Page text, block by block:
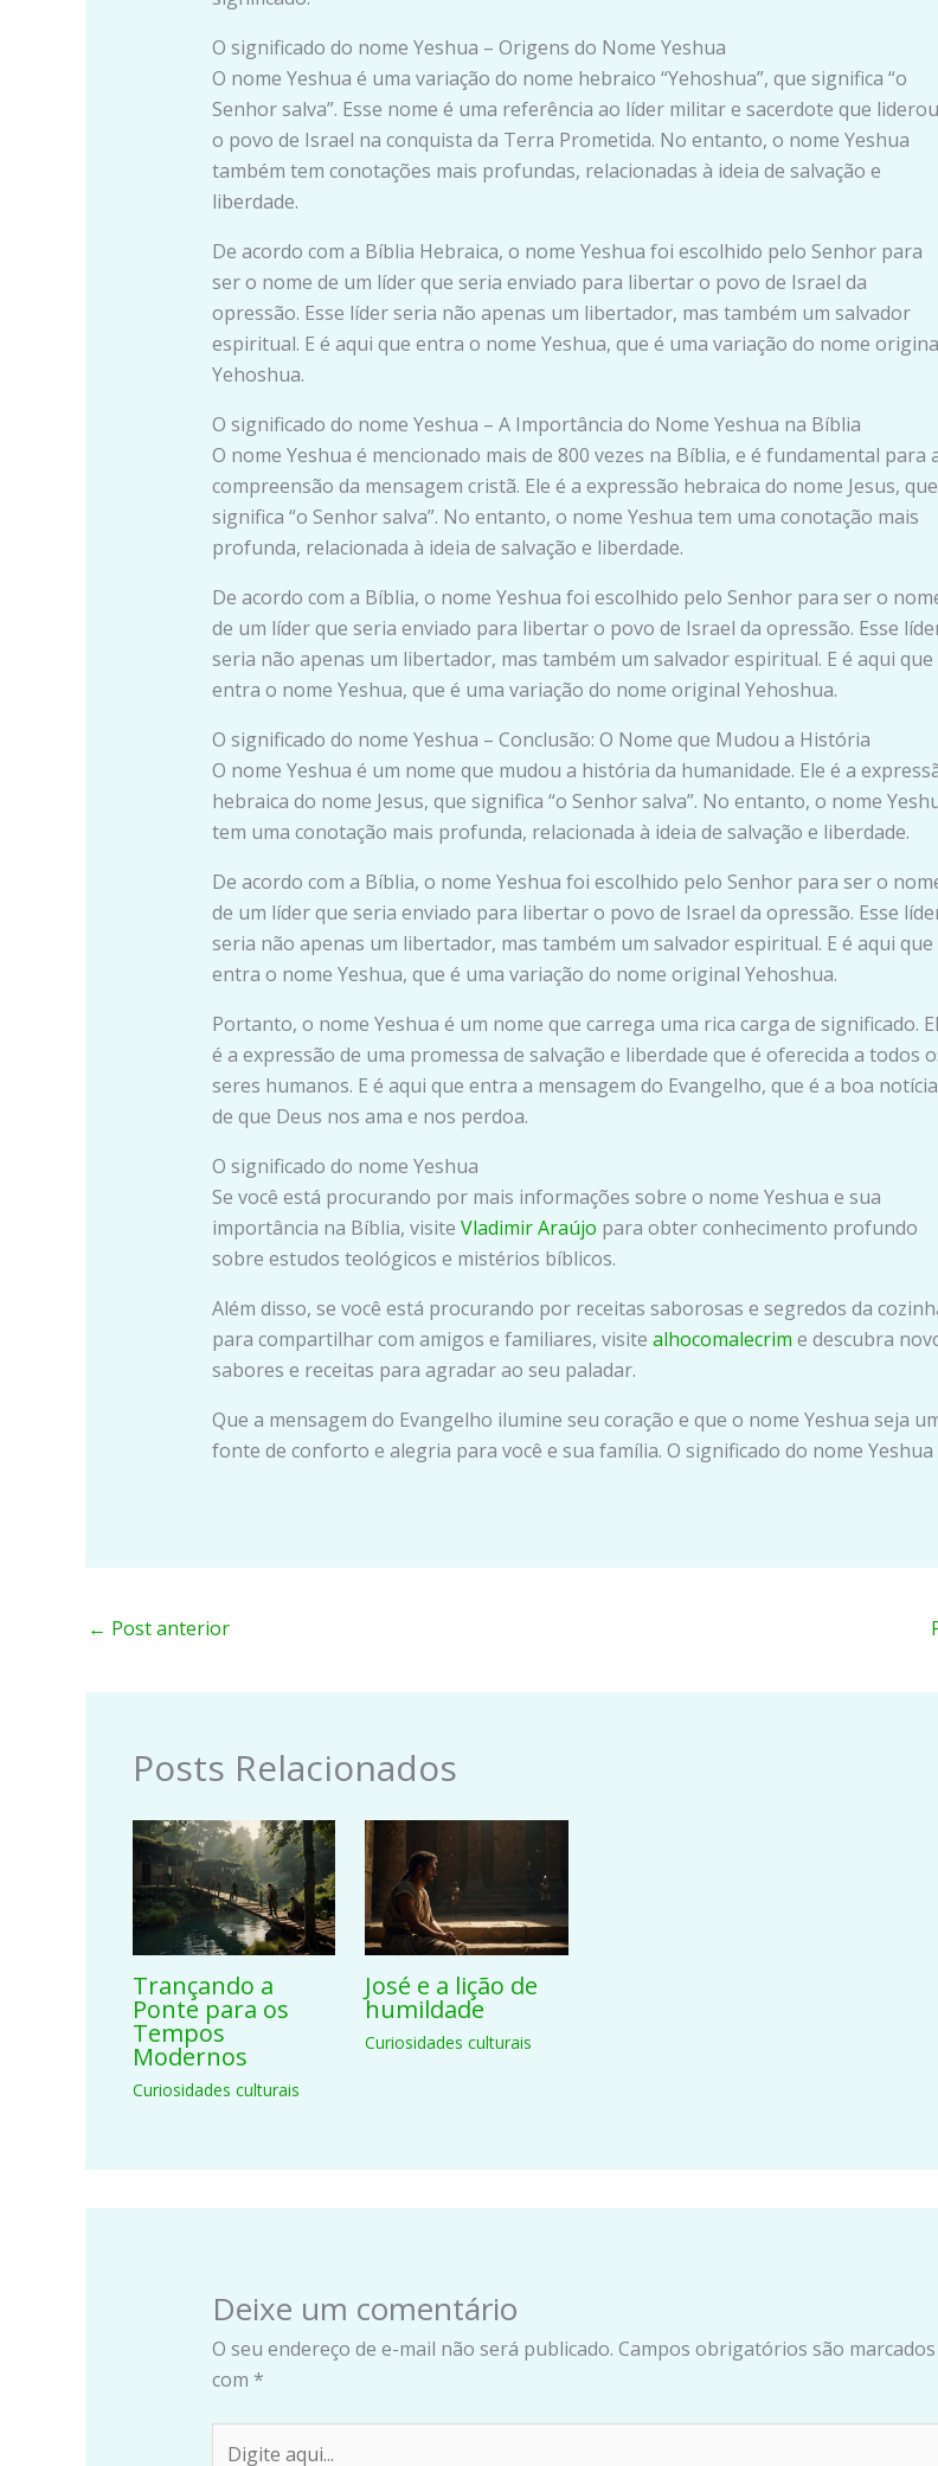
O significado do nome Yeshua – Origens do Nome Yeshua
O nome Yeshua é uma variação do nome hebraico “Yehoshua”, que significa “o
Senhor salva”. Esse nome é uma referência ao líder militar e sacerdote que liderou
o povo de Israel na conquista da Terra Prometida. No entanto, o nome Yeshua
também tem conotações mais profundas, relacionadas à ideia de salvação e
liberdade.
De acordo com a Bíblia Hebraica, o nome Yeshua foi escolhido pelo Senhor para
ser o nome de um líder que seria enviado para libertar o povo de Israel da
opressão. Esse líder seria não apenas um libertador, mas também um salvador
espiritual. E é aqui que entra o nome Yeshua, que é uma variação do nome
Yehoshua.
O significado do nome Yeshua – A Importância do Nome Yeshua na Bíblia
O nome Yeshua é mencionado mais de 800 vezes na Bíblia, e é fundamental para
compreensão da mensagem cristã. Ele é a expressão hebraica do nome Jesus, que
significa “o Senhor salva”. No entanto, o nome Yeshua tem uma conotação mais
profunda, relacionada à ideia de salvação e liberdade.
De acordo com a Bíblia, o nome Yeshua foi escolhido pelo Senhor para ser o
de um líder que seria enviado para libertar o povo de Israel da opressão. Esse
seria não apenas um libertador, mas também um salvador espiritual. E é aqui que
entra o nome Yeshua, que é uma variação do nome original Yehoshua.
O significado do nome Yeshua – Conclusão: O Nome que Mudou a História
O nome Yeshua é um nome que mudou a história da humanidade. Ele é a
hebraica do nome Jesus, que significa “o Senhor salva”. No entanto, o nome
tem uma conotação mais profunda, relacionada à ideia de salvação e liberdade.
De acordo com a Bíblia, o nome Yeshua foi escolhido pelo Senhor para ser o
de um líder que seria enviado para libertar o povo de Israel da opressão. Esse
seria não apenas um libertador, mas também um salvador espiritual. E é aqui que
entra o nome Yeshua, que é uma variação do nome original Yehoshua.
Portanto, o nome Yeshua é um nome que carrega uma rica carga de significado.
é a expressão de uma promessa de salvação e liberdade que é oferecida a todos
seres humanos. E é aqui que entra a mensagem do Evangelho, que é a boa notícia
de que Deus nos ama e nos perdoa.
O significado do nome Yeshua
Se você está procurando por mais informações sobre o nome Yeshua e sua
importância na Bíblia, visite Vladimir Araújo para obter conhecimento profundo
sobre estudos teológicos e mistérios bíblicos.
Além disso, se você está procurando por receitas saborosas e segredos da
para compartilhar com amigos e familiares, visite alhocomalecrim e descubra
sabores e receitas para agradar ao seu paladar.
Que a mensagem do Evangelho ilumine seu coração e que o nome Yeshua seja
fonte de conforto e alegria para você e sua família. O significado do nome Yeshua
← Post anterior
Posts Relacionados
Trançando a
Ponte para os
Tempos
Modernos
Curiosidades culturais
José e a lição de
humildade
Curiosidades culturais
Deixe um comentário
O seu endereço de e-mail não será publicado. Campos obrigatórios são marcados
com *